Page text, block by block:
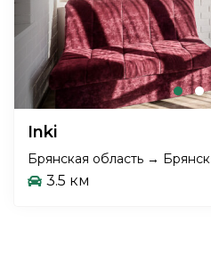
Inki
Брянская область → Брянск
3.5 км